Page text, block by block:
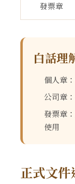
發票章
白話理
個人章
公司章
發票章
使用
正式文